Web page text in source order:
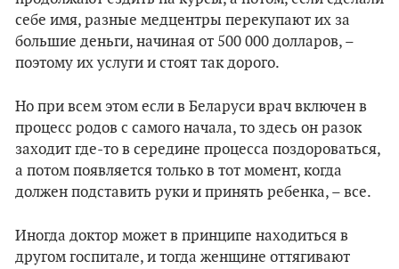
себе имя, разные медцентры перекупают их за
большие деньги, начиная от 500 000 долларов, –
поэтому их услуги и стоят так дорого.
Но при всем этом если в Беларуси врач включен в
процесс родов с самого начала, то здесь он разок
заходит где-то в середине процесса поздороваться,
а потом появляется только в тот момент, когда
должен подставить руки и принять ребенка, – все.
Иногда доктор может в принципе находиться в
другом госпитале, и тогда женщине оттягивают